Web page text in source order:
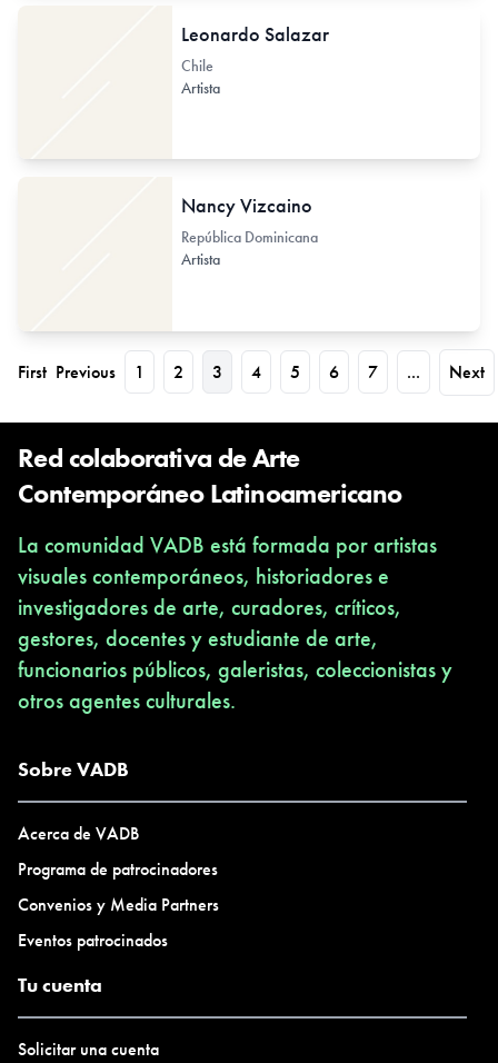
Leonardo Salazar
Chile
Artista
Nancy Vizcaino
República Dominicana
Artista
First Previous 1 2 3 4 5 6 7 ... Next
Red colaborativa de Arte
Contemporáneo Latinoamericano
La comunidad VADB está formada por artistas
visuales contemporáneos, historiadores e
investigadores de arte, curadores, críticos,
gestores, docentes y estudiante de arte,
funcionarios públicos, galeristas, coleccionistas y
otros agentes culturales.
Sobre VADB
Acerca de VADB
Programa de patrocinadores
Convenios y Media Partners
Eventos patrocinados
Tu cuenta
Solicitar una cuenta